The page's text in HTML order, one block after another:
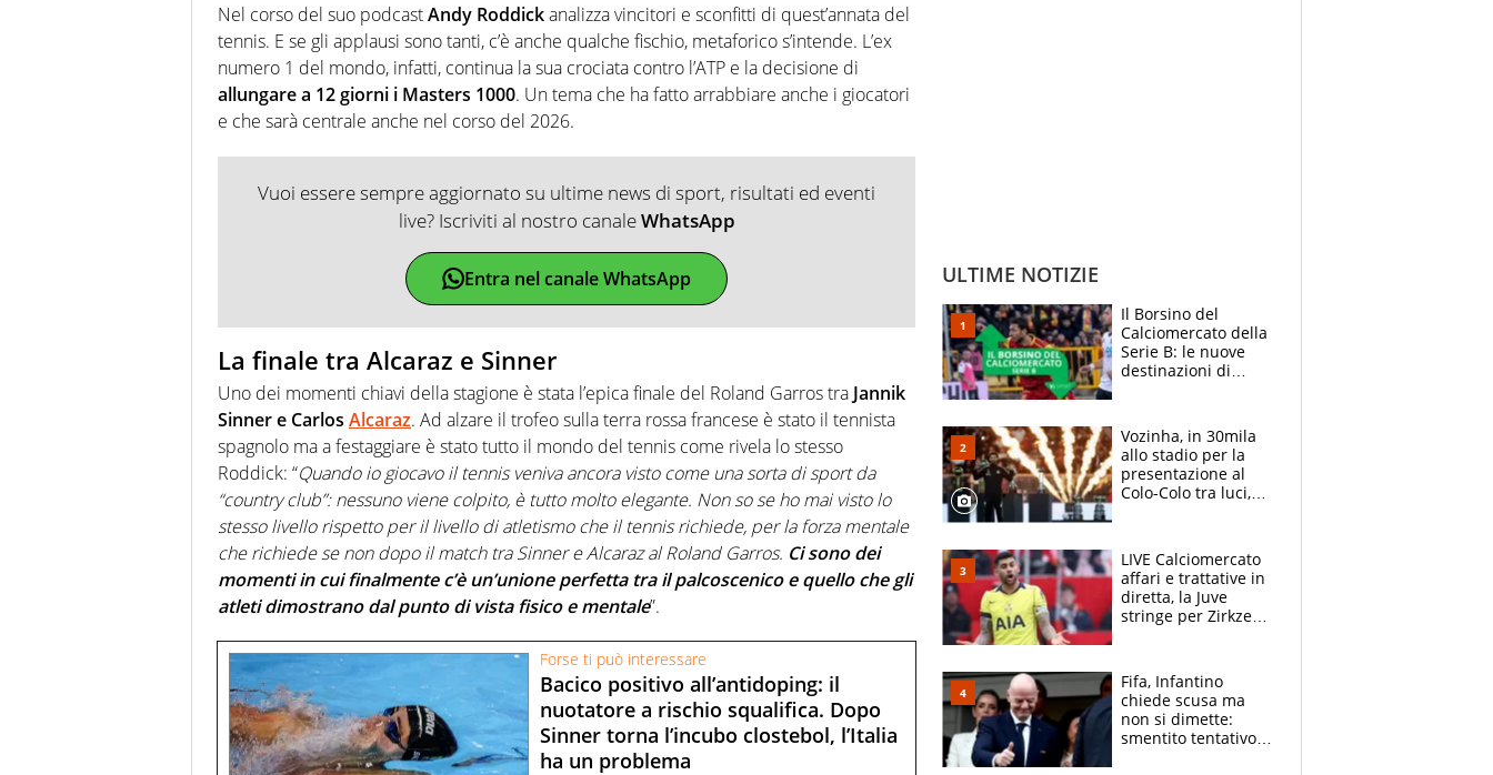
Nel corso del suo podcastAndy Roddickanalizza vincitori e sconfitti di quest’annata del
tennis. E se gli applausi sono tanti, c’è anche qualche fischio, metaforico s’intende. L’ex
numero 1 del mondo, infatti, continua la sua crociata contro l’ATP e la decisione di
allungare a 12 giorni i Masters 1000. Un tema che ha fatto arrabbiare anche i giocatori
e che sarà centrale anche nel corso del 2026.
Vuoi essere sempre aggiornato su ultime news di sport, risultati ed eventi
live? Iscriviti al nostro canaleWhatsApp
Entra nel canale WhatsApp
La finale tra Alcaraz e Sinner
Uno dei momenti chiavi della stagione è stata l’epica finale del Roland Garros tra Jannik
Sinner e Carlos Alcaraz. Ad alzare il trofeo sulla terra rossa francese è stato il tennista
spagnolo ma a festaggiare è stato tutto il mondo del tennis come rivela lo stesso
Roddick: “Quando io giocavo il tennis veniva ancora visto come una sorta di sport da
“country club”: nessuno viene colpito, è tutto molto elegante. Non so se ho mai visto lo
stesso livello rispetto per il livello di atletismo che il tennis richiede, per la forza mentale
che richiede se non dopo il match tra Sinner e Alcaraz al Roland Garros. Ci sono dei
momenti in cui finalmente c’è un’unione perfetta tra il palcoscenico e quello che gli
atleti dimostrano dal punto di vista fisico e mentale”.
Forse ti può interessare
Bacico positivo all’antidoping: il
nuotatore a rischio squalifica. Dopo
Sinner torna l’incubo clostebol, l’Italia
ha un problema
ULTIME NOTIZIE
Il Borsino del
Calciomercato della
Serie B: le nuove
destinazioni di
Vozinha, in 30mila
allo stadio per la
presentazione al
Colo-Colo tra luci,
LIVE Calciomercato
affari e trattative in
diretta, la Juve
stringe per Zirkzee,
Napoli-Lukaku
Fifa, Infantino
chiede scusa ma
non si dimette:
smentito tentativo di